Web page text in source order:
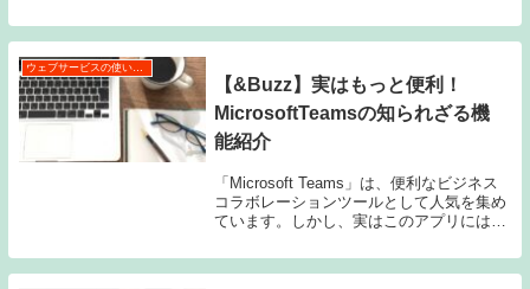
か10分の学習で効果を発揮し、独自の学習
方法で言語学習をサポートしてくれ...
ウェブサービスの使い方・活用術
【&Buzz】実はもっと便利！
MicrosoftTeamsの知られざる機
能紹介
「Microsoft Teams」は、便利なビジネス
コラボレーションツールとして人気を集め
ています。しかし、実はこのアプリには、
す。本記事では、その機能の数々を紹介し
ていきます。Microsoft Tea...